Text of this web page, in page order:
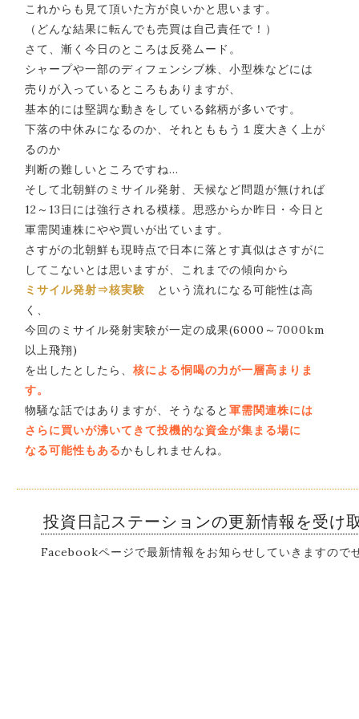
これからも見て頂いた方が良いかと思います。
（どんな結果に転んでも売買は自己責任で！）
さて、漸く今日のところは反発ムード。
シャープや一部のディフェンシブ株、小型株などには
売りが入っているところもありますが、
基本的には堅調な動きをしている銘柄が多いです。
下落の中休みになるのか、それとももう１度大きく上が
るのか
判断の難しいところですね…
そして北朝鮮のミサイル発射、天候など問題が無ければ
12～13日には強行される模様。思惑からか昨日・今日と
軍需関連株にやや買いが出ています。
さすがの北朝鮮も現時点で日本に落とす真似はさすがに
してこないとは思いますが、これまでの傾向から
ミサイル発射⇒核実験 という流れになる可能性は高
く、
今回のミサイル発射実験が一定の成果(6000～7000km
以上飛翔)
を出したとしたら、 核による恫喝の力が一層高まりま
す。
物騒な話ではありますが、そうなると 軍需関連株には
さらに買いが沸いてきて投機的な資金が集まる場に
なる可能性もあるかもしれませんね。
投資日記ステーションの更新情報を受け
Facebookページで最新情報をお知らせしていきますので